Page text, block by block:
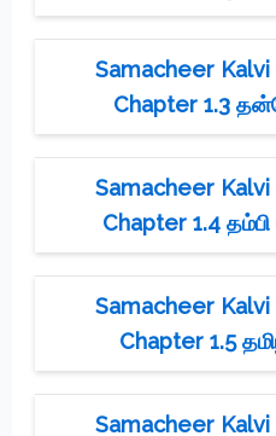
Samacheer Kalvi
Chapter 1.3
Samacheer Kalvi
Chapter 1.4
Samacheer Kalvi
Chapter 1.5
Samacheer Kalvi